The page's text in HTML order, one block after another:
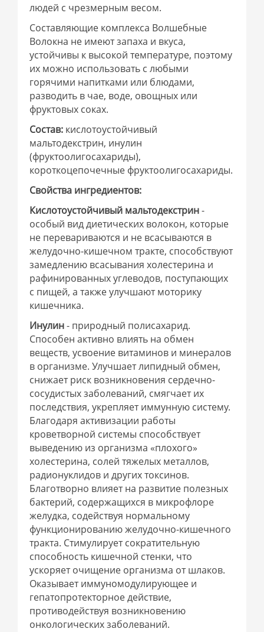
людей с чрезмерным весом.
Составляющие комплекса Волшебные
Волокна не имеют запаха и вкуса,
устойчивы к высокой температуре, поэтому
их можно использовать с любыми
горячими напитками или блюдами,
разводить в чае, воде, овощных или
фруктовых соках.
Состав: кислотоустойчивый
мальтодекстрин, инулин
(фруктоолигосахариды),
короткоцепочечные фруктоолигосахариды.
Свойства ингредиентов:
Кислотоустойчивый мальтодекстрин-
особый вид диетических волокон, которые
не перевариваются и не всасываются в
желудочно-кишечном тракте, способствуют
замедлению всасывания холестерина и
рафинированных углеводов, поступающих
с пищей, а также улучшают моторику
кишечника.
Инулин- природный полисахарид.
Способен активно влиять на обмен
веществ, усвоение витаминов и минералов
в организме. Улучшает липидный обмен,
снижает риск возникновения сердечно-
сосудистых заболеваний, смягчает их
последствия, укрепляет иммунную систему.
Благодаря активизации работы
кроветворной системы способствует
выведению из организма «плохого»
холестерина, солей тяжелых металлов,
радионуклидов и других токсинов.
Благотворно влияет на развитие полезных
бактерий, содержащихся в микрофлоре
желудка, содействуя нормальному
функционированию желудочно-кишечного
тракта. Стимулирует сократительную
способность кишечной стенки, что
ускоряет очищение организма от шлаков.
Оказывает иммуномодулирующее и
гепатопротекторное действие,
противодействуя возникновению
онкологических заболеваний.